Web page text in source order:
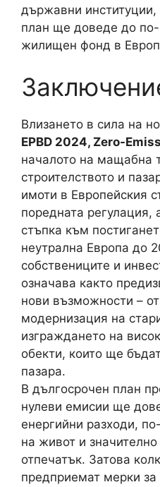
държавни институции,
план ще доведе до по-
жилищен фонд в
Влизането в сила на
EPBD 2024, Zero-
началото на мащабна
строителството и
имоти в Европейския
поредната регулация,
стъпка към
неутрална Европа до
собствениците и
означава както
нови възможности –
модернизация на
изграждането на
обекти, които ще
пазара.
В дългосрочен план
нулеви емисии ще
енергийни разходи,
на живот и
отпечатък. Затова
предприемат мерки